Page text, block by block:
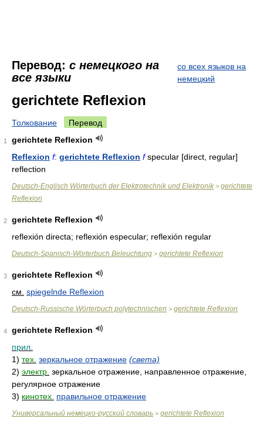
Перевод: с немецкого на
все языки
со всех языков на
немецкий
gerichtete Reflexion
Толкование Перевод
1
gerichtete Reflexion
Reflexion f: gerichtete Reflexion fspecular [direct, regular]
reflection
Deutsch-Englisch Wörterbuch der Elektrotechnik und Elektronik > gerichtete
Reflexion
2
gerichtete Reflexion
reflexión directa; reflexión especular; reflexión regular
Deutsch-Spanisch-Wörterbuch Beleuchtung > gerichtete Reflexion
3
gerichtete Reflexion
см. spiegelnde Reflexion
Deutsch-Russische Wörterbuch polytechnischen > gerichtete Reflexion
4
gerichtete Reflexion
прил.
1) тех. зеркальное отражение (света)
2) электр. зеркальное отражение, направленное отражение,
регулярное отражение
3) кинотех. правильное отражение
Универсальный немецко-русский словарь > gerichtete Reflexion